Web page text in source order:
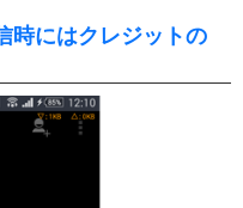
時にはクレジットの